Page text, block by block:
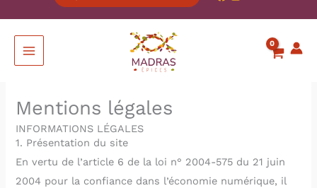
Mentions légales
INFORMATIONS LÉGALES
1. Présentation du site
En vertu de l’article 6 de la loi n° 2004-575 du 21 juin
2004 pour la confiance dans l’économie numérique, il